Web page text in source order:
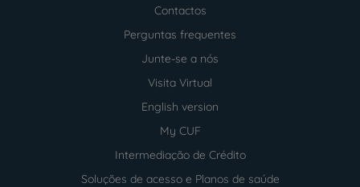
Contactos
Perguntas frequentes
Junte-se a nós
Visita Virtual
English version
My CUF
Intermediação de Crédito
Soluções de acesso e Planos de saúde